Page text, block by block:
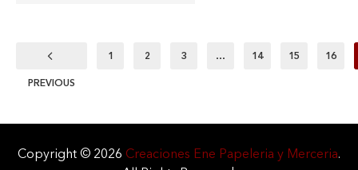
PREVIOUS
1 2 3 … 14 15 16
Copyright © 2026 Creaciones Ene Papeleria y Merceria.